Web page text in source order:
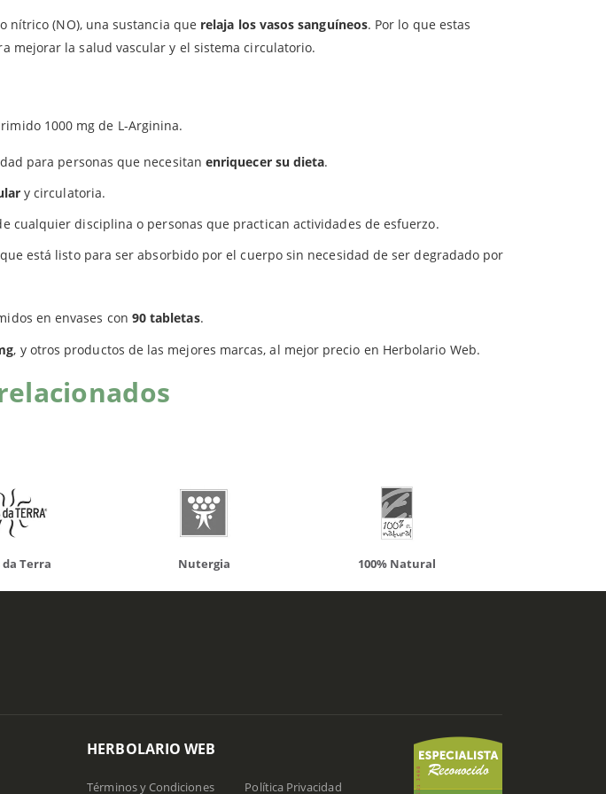
nítrico (NO), una sustancia que relaja los vasos sanguíneos. Por lo que estas
mejorar la salud vascular y el sistema circulatorio.
1000 mg de L-Arginina.
para personas que necesitan enriquecer su dieta.
y circulatoria.
cualquier disciplina o personas que practican actividades de esfuerzo.
que está listo para ser absorbido por el cuerpo sin necesidad de ser degradado por
en envases con 90 tabletas.
, y otros productos de las mejores marcas, al mejor precio en Herbolario Web.
100% Natural Solaray
HERBOLARIO WEB
Términos y Condiciones Política Privacidad